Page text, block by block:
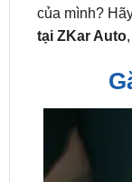
của mình?
tại ZKar Auto